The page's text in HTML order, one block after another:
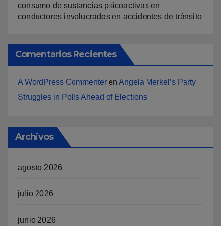
consumo de sustancias psicoactivas en
conductores involucrados en accidentes de tránsito
Comentarios Recientes
A WordPress Commenter en Angela Merkel’s Party
Struggles in Polls Ahead of Elections
Archivos
agosto 2026
julio 2026
junio 2026